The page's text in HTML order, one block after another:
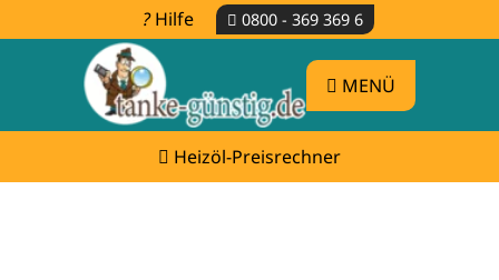
Hilfe 0800 - 369 369 6
MENÜ
Heizöl-Preisrechner